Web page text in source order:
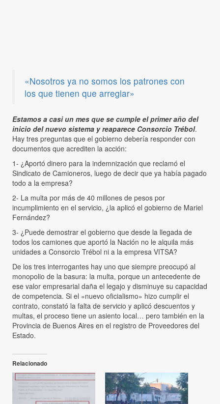
«Nosotros ya no somos los patrones con
los que tienen que arreglar»
Estamos a casi un mes que se cumple el primer año del
inicio del nuevo sistema y reaparece Consorcio Trébol.
Hay tres preguntas que el gobierno debería responder con
documentos que acrediten la acción:
1- ¿Aportó dinero para la indemnización que reclamó el
Sindicato de Camioneros, luego de decir que ya había pagado
todo a la empresa?
2- La multa por más de 40 millones de pesos por
incumplimiento en el servicio, ¿la aplicó el gobierno de Mariel
Fernández?
3- ¿Puede demostrar el gobierno que desde la llegada de
todos los camiones que aportó la Nación no le alquila más
unidades a Consorcio Trébol ni a la empresa VITSA?
De los tres interrogantes hay uno que siempre preocupó al
monopolio de la basura: la multa, porque un antecedente de
ese valor empresarial daña el legajo y disminuye su capacidad
de competencia. Si el «nuevo oficialismo» hizo cumplir el
contrato, constató la falta de servicio y aplicó descuentos y
multas, el proceso tiene un asiento local… pero también en la
Provincia de Buenos Aires en el registro de Proveedores del
Estado.
Relacionado